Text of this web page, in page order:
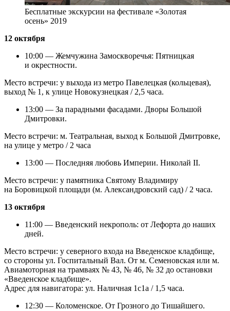
Бесплатные экскурсии на фестивале «Золотая
осень» 2019
12 октября
10:00 — Жемчужина Замоскворечья: Пятницкая
и окрестности.
Место встречи: у выхода из метро Павелецкая (кольцевая),
выход № 1, к улице Новокузнецкая / 2,5 часа.
13:00 — За парадными фасадами. Дворы Большой
Дмитровки.
Место встречи: м. Театральная, выход к Большой Дмитровке,
на улице у метро / 2 часа
13:00 — Последняя любовь Империи. Николай II.
Место встречи: у памятника Святому Владимиру
на Боровицкой площади (м. Александровский сад) / 2 часа.
13 октября
11:00 — Введенский некрополь: от Лефорта до наших
дней.
Место встречи: у северного входа на Введенское кладбище,
со стороны ул. Госпитальный Вал. От м. Семеновская или м.
Авиамоторная на трамваях № 43, № 46, № 32 до остановки
«Введенское кладбище».
Адрес для навигатора: ул. Наличная 1с1а / 1,5 часа.
12:30 — Коломенское. От Грозного до Тишайшего.